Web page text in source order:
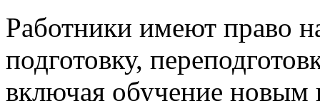
Работники имеют право
подготовку,
включая обучение новым